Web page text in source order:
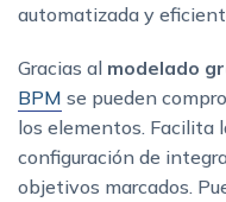
automatizada y
Gracias al modelado
BPM se pueden
los elementos. Facilita
configuración de
objetivos marcados.